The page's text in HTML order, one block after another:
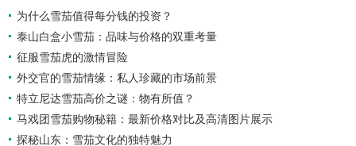
多方面的。原材料成本是基础。优质烟叶的种植、采摘、发酵
和醇化都需要耗费大量的人力物力，气候变化、病虫害等自然
因素也可能影响烟叶的产量和质量，进而影响雪茄的...
为什么雪茄值得每分钱的投资？
泰山白盒小雪茄：品味与价格的双重考量
征服雪茄虎的激情冒险
外交官的雪茄情缘：私人珍藏的市场前景
特立尼达雪茄高价之谜：物有所值？
马戏团雪茄购物秘籍：最新价格对比及高清图片展示
探秘山东：雪茄文化的独特魅力